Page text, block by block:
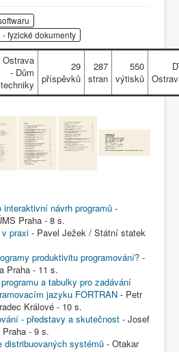
sbírka TM v Brně
1985-1994
fyzické dokumenty
Ostrava
- Dům
techniky
29
příspěvků
287
stran
550
výtisků
interaktivní návrh programů -
Praha - 8 s.
praxi - Pavel Ježek / Státní statek
produktivitu programování? -
Praha - 11 s.
a tabulky pro zadávání
jazyku FORTRAN - Petr
Králové - 10 s.
- představy a skutečnost - Josef
- 9 s.
distribuovaných systémů - Otakar